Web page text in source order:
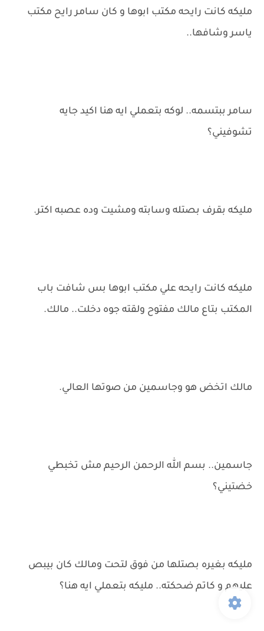
مليكه كانت رايحه مكتب ابوها و كان سامر رايح مكتب
ياسر وشافها..
سامر ببتسمه.. لوكه بتعملي ايه هنا اكيد جايه
تشوفيني؟
مليكه بقرف بصتله وسابته ومشيت وده عصبه اكتر.
مليكه كانت رايحه علي مكتب ابوها بس شافت باب
المكتب بتاع مالك مفتوح ولقته جوه دخلت.. مالك.
مالك اتخض هو وجاسمين من صوتها العالي.
جاسمين.. بسم الله الرحمن الرحيم مش تخبطي
خضتيني؟
مليكه بغيره بصتلها من فوق لتحت ومالك كان بيبص
عليهم و كاتم ضحكته.. مليكه بتعملي ايه هنا؟